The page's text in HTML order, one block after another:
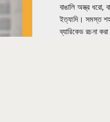
বাঙালি অস্ত্র ধরো,
ইত্যাদি। সমস্ত
ব্যারিকেড রচনা